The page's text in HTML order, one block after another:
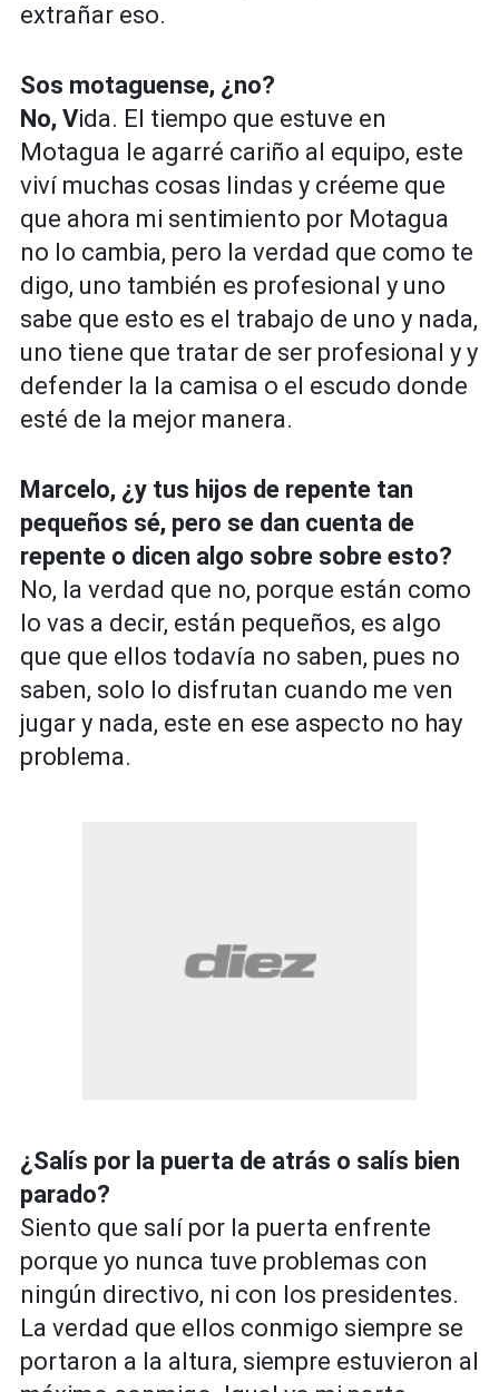
extrañar eso.
Sos motaguense, ¿no?
No, Vida. El tiempo que estuve en
Motagua le agarré cariño al equipo, este
viví muchas cosas lindas y créeme que
que ahora mi sentimiento por Motagua
no lo cambia, pero la verdad que como te
digo, uno también es profesional y uno
sabe que esto es el trabajo de uno y nada,
uno tiene que tratar de ser profesional y y
defender la la camisa o el escudo donde
esté de la mejor manera.
Marcelo, ¿y tus hijos de repente tan
pequeños sé, pero se dan cuenta de
repente o dicen algo sobre sobre esto?
No, la verdad que no, porque están como
lo vas a decir, están pequeños, es algo
que que ellos todavía no saben, pues no
saben, solo lo disfrutan cuando me ven
jugar y nada, este en ese aspecto no hay
problema.
¿Salís por la puerta de atrás o salís bien
parado?
Siento que salí por la puerta enfrente
porque yo nunca tuve problemas con
ningún directivo, ni con los presidentes.
La verdad que ellos conmigo siempre se
portaron a la altura, siempre estuvieron al